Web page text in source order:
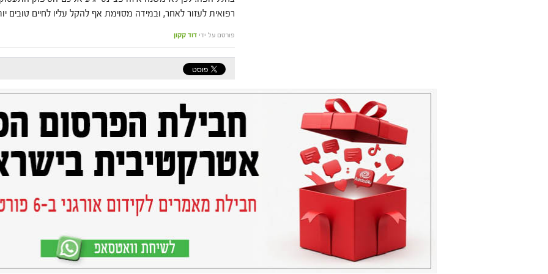
רפואית לעזור לאחר, ובמידה מסוימת אף להקל עליו לחיים טובים
פורסם על ידי דוד קקון